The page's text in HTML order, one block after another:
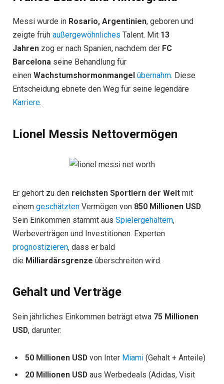
Messi wurde in Rosario, Argentinien, geboren und
zeigte früh außergewöhnliches Talent. Mit 13
Jahren zog er nach Spanien, nachdem der FC
Barcelona seine Behandlung für
einen Wachstumshormonmangel übernahm. Diese
Entscheidung ebnete den Weg für seine legendäre
Karriere.
Lionel Messis Nettovermögen
Er gehört zu den reichsten Sportlern der Welt mit
einem geschätzten Vermögen von 850 Millionen USD.
Sein Einkommen stammt aus Spielergehältern,
Werbeverträgen und Investitionen. Experten
prognostizieren, dass er bald
die Milliardärsgrenze überschreiten wird.
Gehalt und Verträge
Sein jährliches Einkommen beträgt etwa 75 Millionen
USD, darunter:
50 Millionen USD von Inter Miami (Gehalt + Anteile)
20 Millionen USD aus Werbedeals (Adidas, Visit